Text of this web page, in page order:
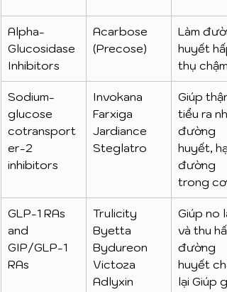
Alpha-
Glucosidase
Inhibitors
Acarbose
(Precose)
Làm
huyết
thụ chậm
Sodium-
glucose
cotransport
er-2
inhibitors
Invokana
Farxiga
Jardiance
Steglatro
Giúp thận
tiểu ra
đường
huyết, hạ
đường
trong cơ
GLP-1 RAs
and
GIP/GLP-1
RAs
Trulicity
Byetta
Bydureon
Victoza
Adlyxin
Giúp no
và thu
đường
huyết
lại Giúp